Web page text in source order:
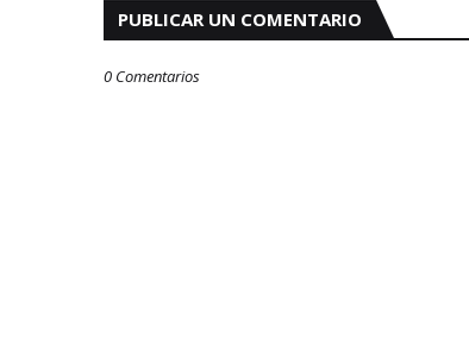
PUBLICAR UN COMENTARIO
0 Comentarios